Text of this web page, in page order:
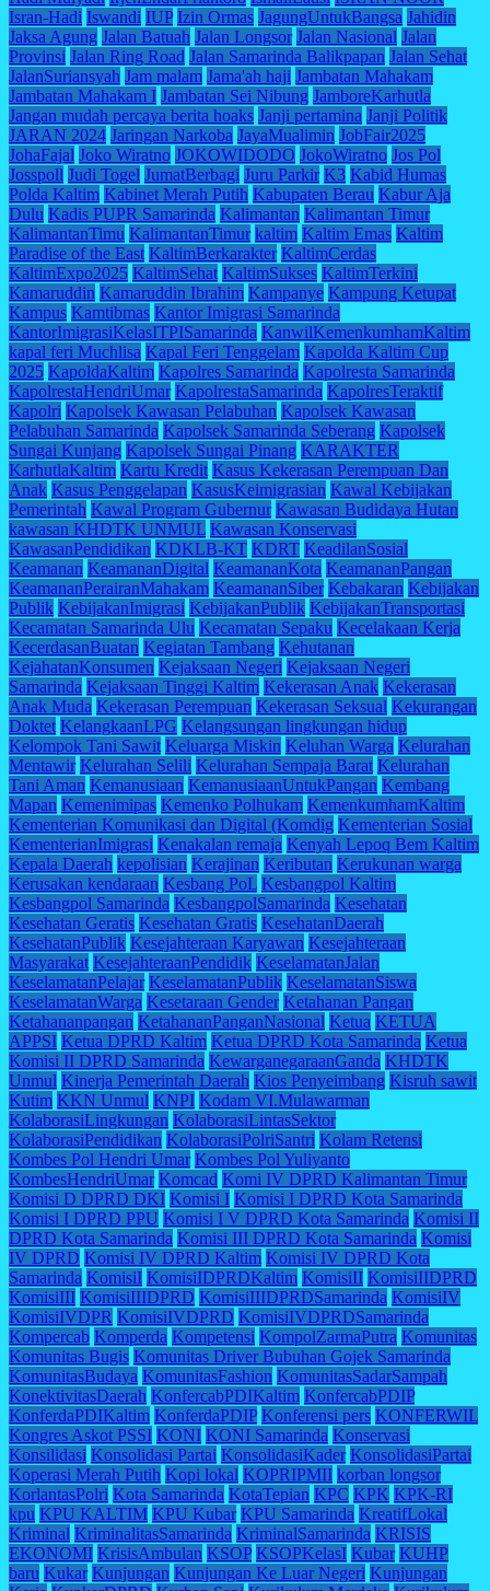
Isran-Hadi Iswandi IUP Izin Ormas JagungUntukBangsa Jahidin
Jaksa Agung Jalan Batuah Jalan Longsor Jalan Nasional Jalan
Provinsi Jalan Ring Road Jalan Samarinda Balikpapan Jalan Sehat
JalanSuriansyah Jam malam Jama'ah haji Jambatan Mahakam
Jambatan Mahakam I Jambatan Sei Nibung JamboreKarhutla
Jangan mudah percaya berita hoaks Janji pertamina Janji Politik
JARAN 2024 Jaringan Narkoba JayaMualimin JobFair2025
JohaFajal Joko Wiratno JOKOWIDODO JokoWiratno Jos Pol
Josspoll Judi Togel JumatBerbagi Juru Parkir K3 Kabid Humas
Polda Kaltim Kabinet Merah Putih Kabupaten Berau Kabur Aja
Dulu Kadis PUPR Samarinda Kalimantan Kalimantan Timur
KalimantanTimu KalimantanTimur kaltim Kaltim Emas Kaltim
Paradise of the East KaltimBerkarakter KaltimCerdas
KaltimExpo2025 KaltimSehat KaltimSukses KaltimTerkini
Kamaruddin Kamaruddin Ibrahim Kampanye Kampung Ketupat
Kampus Kamtibmas Kantor Imigrasi Samarinda
KantorImigrasiKelasITPISamarinda KanwilKemenkumhamKaltim
kapal feri Muchlisa Kapal Feri Tenggelam Kapolda Kaltim Cup
2025 KapoldaKaltim Kapolres Samarinda Kapolresta Samarinda
KapolrestaHendriUmar KapolrestaSamarinda KapolresTeraktif
Kapolri Kapolsek Kawasan Pelabuhan Kapolsek Kawasan
Pelabuhan Samarinda Kapolsek Samarinda Seberang Kapolsek
Sungai Kunjang Kapolsek Sungai Pinang KARAKTER
KarhutlaKaltim Kartu Kredit Kasus Kekerasan Perempuan Dan
Anak Kasus Penggelapan KasusKeimigrasian Kawal Kebijakan
Pemerintah Kawal Program Gubernur Kawasan Budidaya Hutan
kawasan KHDTK UNMUL Kawasan Konservasi
KawasanPendidikan KDKLB-KT KDRT KeadilanSosial
Keamanan KeamananDigital KeamananKota KeamananPangan
KeamananPerairanMahakam KeamananSiber Kebakaran Kebijakan
Publik KebijakanImigrasi KebijakanPublik KebijakanTransportasi
Kecamatan Samarinda Ulu Kecamatan Sepaku Kecelakaan Kerja
KecerdasanBuatan Kegiatan Tambang Kehutanan
KejahatanKonsumen Kejaksaan Negeri Kejaksaan Negeri
Samarinda Kejaksaan Tinggi Kaltim Kekerasan Anak Kekerasan
Anak Muda Kekerasan Perempuan Kekerasan Seksual Kekurangan
Doktet KelangkaanLPG Kelangsungan lingkungan hidup
Kelompok Tani Sawit Keluarga Miskin Keluhan Warga Kelurahan
Mentawir Kelurahan Selili Kelurahan Sempaja Barat Kelurahan
Tani Aman Kemanusiaan KemanusiaanUntukPangan Kembang
Mapan Kemenimipas Kemenko Polhukam KemenkumhamKaltim
Kementerian Komunikasi dan Digital (Komdig Kementerian Sosial
KementerianImigrasi Kenakalan remaja Kenyah Lepoq Bem Kaltim
Kepala Daerah kepolisian Kerajinan Keributan Kerukunan warga
Kerusakan kendaraan Kesbang PoL Kesbangpol Kaltim
Kesbangpol Samarinda KesbangpolSamarinda Kesehatan
Kesehatan Geratis Kesehatan Gratis KesehatanDaerah
KesehatanPublik Kesejahteraan Karyawan Kesejahteraan
Masyarakat KesejahteraanPendidik KeselamatanJalan
KeselamatanPelajar KeselamatanPublik KeselamatanSiswa
KeselamatanWarga Kesetaraan Gender Ketahanan Pangan
Ketahananpangan KetahananPanganNasional Ketua KETUA
APPSI Ketua DPRD Kaltim Ketua DPRD Kota Samarinda Ketua
Komisi II DPRD Samarinda KewarganegaraanGanda KHDTK
Unmul Kinerja Pemerintah Daerah Kios Penyeimbang Kisruh sawit
Kutim KKN Unmul KNPI Kodam VI.Mulawarman
KolaborasiLingkungan KolaborasiLintasSektor
KolaborasiPendidikan KolaborasiPolriSantri Kolam Retensi
Kombes Pol Hendri Umar Kombes Pol Yuliyanto
KombesHendriUmar Komcad Komi IV DPRD Kalimantan Timur
Komisi D DPRD DKI Komisi I Komisi I DPRD Kota Samarinda
Komisi I DPRD PPU Komisi I V DPRD Kota Samarinda Komisi II
DPRD Kota Samarinda Komisi III DPRD Kota Samarinda Komisi
IV DPRD Komisi IV DPRD Kaltim Komisi IV DPRD Kota
Samarinda KomisiI KomisiIDPRDKaltim KomisiII KomisiIIDPRD
KomisiIII KomisiIIIDPRD KomisiIIIDPRDSamarinda KomisiIV
KomisiIVDPR KomisiIVDPRD KomisiIVDPRDSamarinda
Kompercab Komperda Kompetensi KompolZarmaPutra Komunitas
Komunitas Bugis Komunitas Driver Bubuhan Gojek Samarinda
KomunitasBudaya KomunitasFashion KomunitasSadarSampah
KonektivitasDaerah KonfercabPDIKaltim KonfercabPDIP
KonferdaPDIKaltim KonferdaPDIP Konferensi pers KONFERWIL
Kongres Askot PSSI KONI KONI Samarinda Konservasi
Konsilidasi Konsolidasi Partai KonsolidasiKader KonsolidasiPartai
Koperasi Merah Putih Kopi lokal KOPRIPMII korban longsor
KorlantasPolri Kota Samarinda KotaTepian KPC KPK KPK-RI
kpu KPU KALTIM KPU Kubar KPU Samarinda KreatifLokal
Kriminal KriminalitasSamarinda KriminalSamarinda KRISIS
EKONOMI KrisisAmbulan KSOP KSOPKelasI Kubar KUHP
baru Kukar Kunjungan Kunjungan Ke Luar Negeri Kunjungan